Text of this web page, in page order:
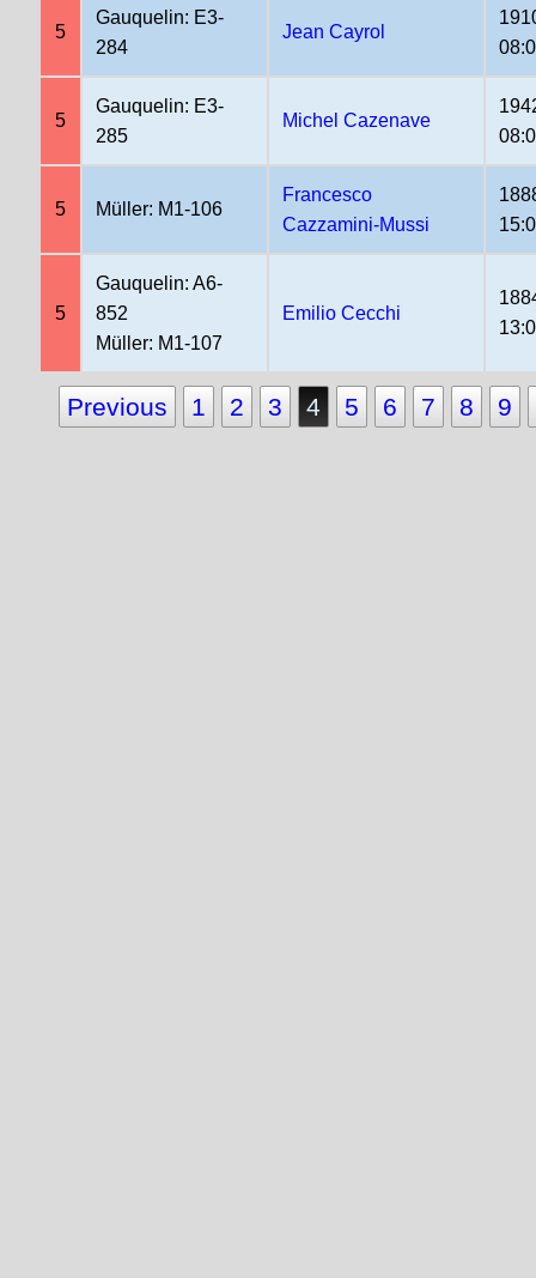
5
Gauquelin: E3-
284
Jean Cayrol
5
Gauquelin: E3-
285
Michel Cazenave
5 Müller: M1-106
Francesco
Cazzamini-Mussi
5
Gauquelin: A6-
852
Müller: M1-107
Emilio Cecchi
Previous 1 2 3 4 5 6 7 8 9